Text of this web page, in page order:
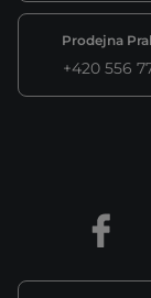
Prodejna
+420 556